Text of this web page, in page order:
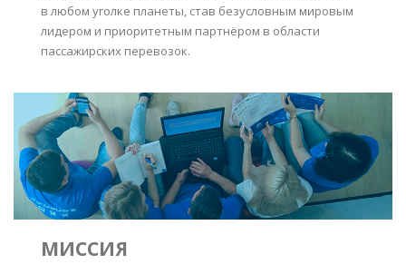
в любом уголке планеты, став безусловным мировым
лидером и приоритетным партнёром в области
пассажирских перевозок.
МИССИЯ